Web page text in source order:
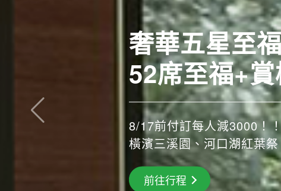
搶先GO
前往行程
前往行程
[長榮]關西古
傳承千年 鵜
長良川鵜飼、彥根城、清
前往行程